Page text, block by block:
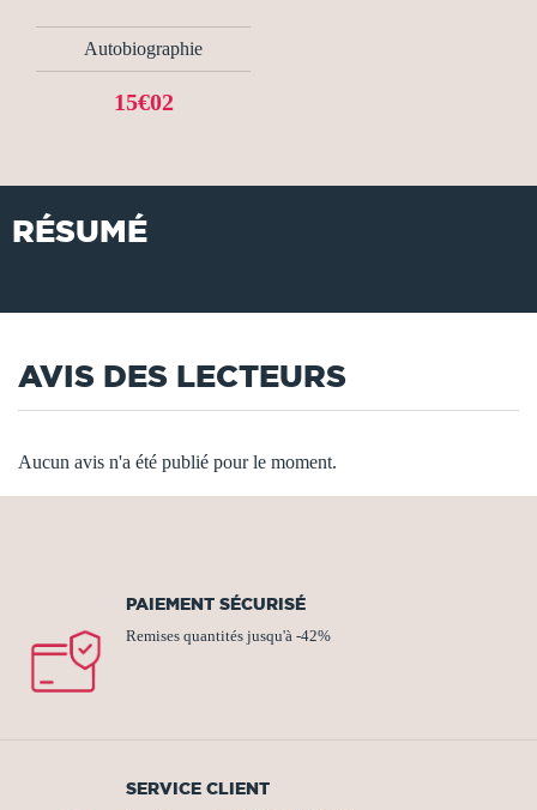
Autobiographie
15€02
RÉSUMÉ
AVIS DES LECTEURS
Aucun avis n'a été publié pour le moment.
PAIEMENT SÉCURISÉ
Remises quantités jusqu'à -42%
SERVICE CLIENT